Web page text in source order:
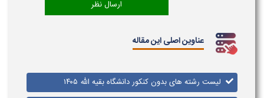
عناوین اصلی این مقاله
لیست رشته های بدون کنکور دانشگاه بقیه الله ۱۴۰۵